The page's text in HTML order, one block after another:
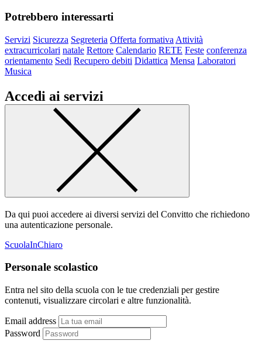
Potrebbero interessarti
Servizi Sicurezza Segreteria Offerta formativa Attività
extracurricolari natale Rettore Calendario RETE Feste conferenza
orientamento Sedi Recupero debiti Didattica Mensa Laboratori
Musica
Accedi ai servizi
Da qui puoi accedere ai diversi servizi del Convitto che richiedono
una autenticazione personale.
ScuolaInChiaro
Personale scolastico
Entra nel sito della scuola con le tue credenziali per gestire
contenuti, visualizzare circolari e altre funzionalità.
Email address
Password